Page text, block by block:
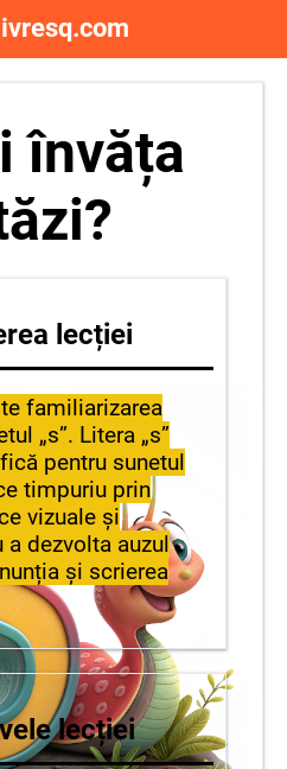
învăța
lecției
familiarizarea
„s”. Litera „s”
pentru sunetul
timpuriu prin
vizuale și
dezvolta auzul
și scrierea
lecției